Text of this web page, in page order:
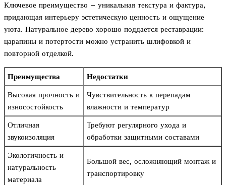
Ключевое преимущество – уникальная текстура и фактура,
придающая интерьеру эстетическую ценность и ощущение
уюта. Натуральное дерево хорошо поддается реставрации:
царапины и потертости можно устранить шлифовкой и
повторной отделкой.
Преимущества
Недостатки
Высокая прочность и
износостойкость
Чувствительность к перепадам
влажности и температур
Отличная
звукоизоляция
Требуют регулярного ухода и
обработки защитными составами
Экологичность и
натуральность
материала
Большой вес, осложняющий монтаж и
транспортировку